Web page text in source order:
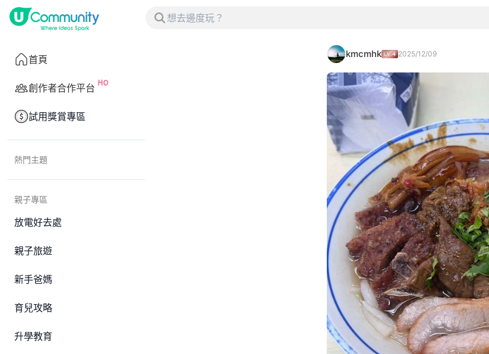
首頁
創作者合作平台
試用獎賞專區
熱門主題
親子專區
放電好去處
親子旅遊
新手爸媽
育兒攻略
升學教育
kmcmhk 2025/12/09